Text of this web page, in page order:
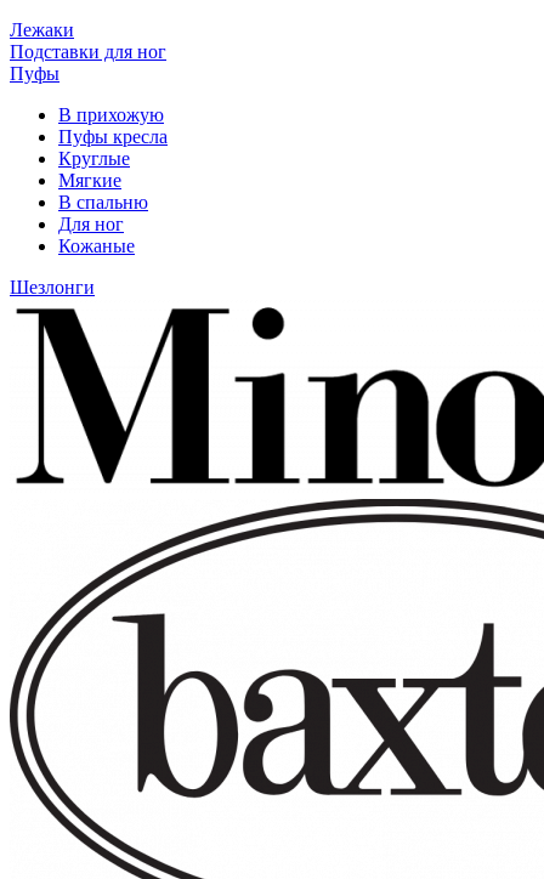
Лежаки
Подставки для ног
Пуфы
В прихожую
Пуфы кресла
Круглые
Мягкие
В спальню
Для ног
Кожаные
Шезлонги